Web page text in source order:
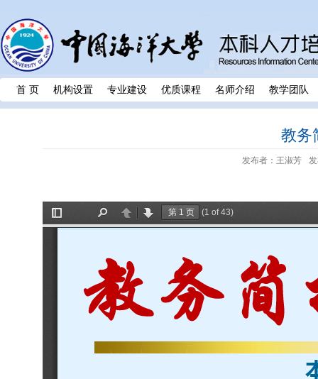
首 页 机构设置 专业建设 优质课程 名师介绍 教学团队
教务
发布者：王淑芳